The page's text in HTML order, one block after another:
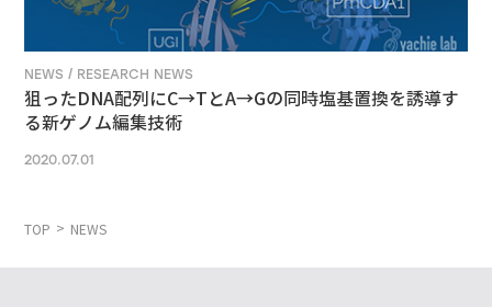
NEWS / RESEARCH NEWS
狙ったDNA配列にC→TとA→Gの同時塩基置換を誘導す
る新ゲノム編集技術
2020.07.01
TOP NEWS